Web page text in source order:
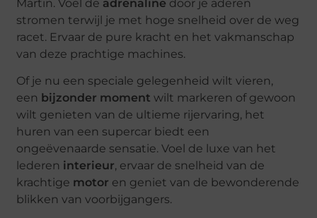
Martin. Voel de adrenaline door je aderen
stromen terwijl je met hoge snelheid over de weg
racet. Ervaar de pure kracht en het vakmanschap
van deze prachtige machines.
Of je nu een speciale gelegenheid wilt vieren,
een bijzonder moment wilt markeren of gewoon
wilt genieten van de ultieme rijervaring, het
huren van een supercar biedt een
ongeëvenaarde sensatie. Voel de luxe van het
lederen interieur, ervaar de snelheid van de
krachtige motor en geniet van de bewonderende
blikken van voorbijgangers.